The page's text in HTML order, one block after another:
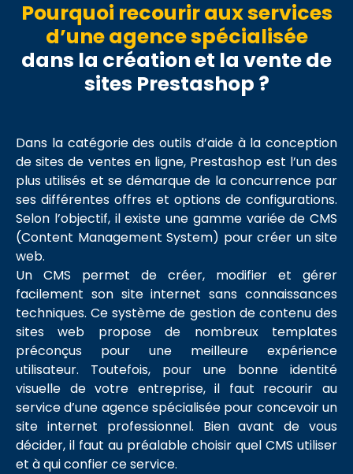
Site
WordPress
Site
Prestashop
site
internet
Audit
et
sécurité
internet
Création
maquettes
site
web
Référencement
naturel
Référencement
Pourquoi recourir aux services
d’une agence spécialisée
dans la création et la vente de
sites Prestashop ?
Dans la catégorie des outils d’aide à la conception
de sites de ventes en ligne, Prestashop est l’un des
plus utilisés et se démarque de la concurrence par
ses différentes offres et options de configurations.
Selon l’objectif, il existe une gamme variée de CMS
(Content Management System) pour créer un site
web.
Un CMS permet de créer, modifier et gérer
facilement son site internet sans connaissances
techniques. Ce système de gestion de contenu des
sites web propose de nombreux templates
préconçus pour une meilleure expérience
utilisateur. Toutefois, pour une bonne identité
visuelle de votre entreprise, il faut recourir au
service d’une agence spécialisée pour concevoir un
site internet professionnel. Bien avant de vous
décider, il faut au préalable choisir quel CMS utiliser
et à qui confier ce service.